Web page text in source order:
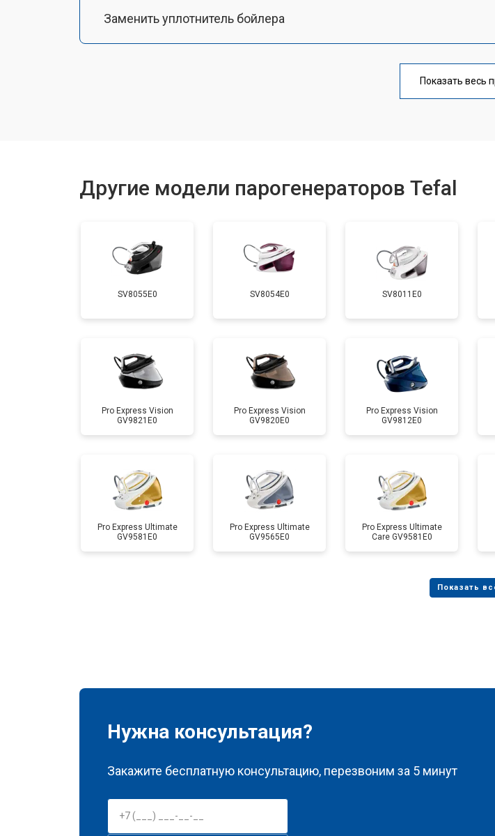
Заменить уплотнитель бойлера
Замена шнура питания
Профилактическая чистка
Замена клапана давления
Показать весь
Другие модели парогенераторов Tefal
SV8055E0 SV8054E0 SV8011E0
Pro Express Vision
GV9821E0
Pro Express Vision
GV9820E0
Pro Express Vision
GV9812E0
Pro Express Ultimate
GV9581E0
Pro Express Ultimate
GV9565E0
Pro Express Ultimate
Care GV9581E0
Нужна консультация?
Закажите бесплатную консультацию, перезвоним за 5 минут